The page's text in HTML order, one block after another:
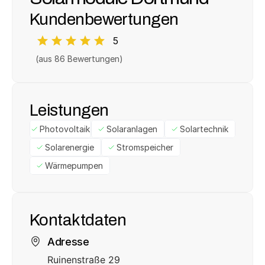
Kundenbewertungen
5
(aus 86 Bewertungen)
Leistungen
Photovoltaik Solaranlagen
Solartechnik
Solarenergie
Stromspeicher
Wärmepumpen
Kontaktdaten
Adresse
Ruinenstraße 29